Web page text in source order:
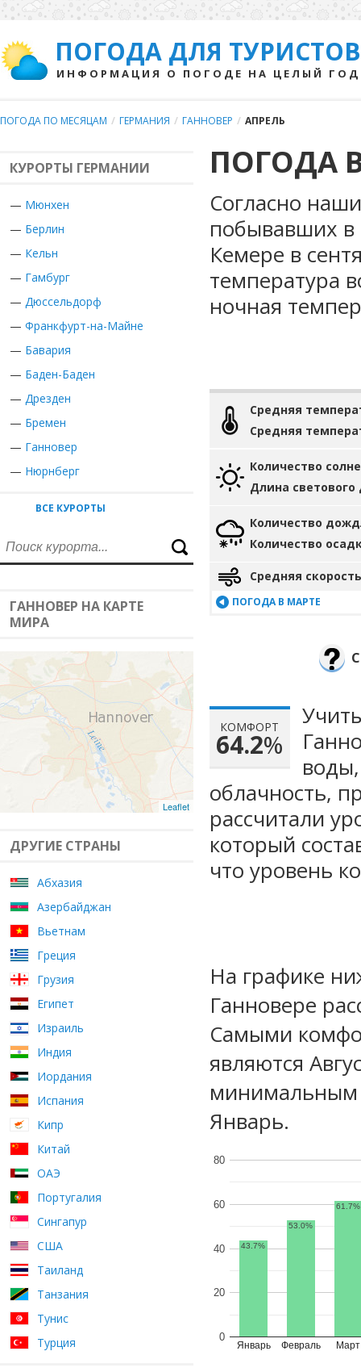
ПОГОДА ДЛЯ ТУРИСТОВ
ИНФОРМАЦИЯ О ПОГОДЕ НА ЦЕЛЫЙ ГОД
ПОГОДА ПО МЕСЯЦАМ / ГЕРМАНИЯ / ГАННОВЕР / АПРЕЛЬ
КУРОРТЫ ГЕРМАНИИ
— Мюнхен
— Берлин
— Кельн
— Гамбург
— Дюссельдорф
— Франкфурт-на-Майне
— Бавария
— Баден-Баден
— Дрезден
— Бремен
— Ганновер
— Нюрнберг
ВСЕ КУРОРТЫ
ГАННОВЕР НА КАРТЕ
МИРА
Leaflet
ДРУГИЕ СТРАНЫ
Абхазия
Азербайджан
Вьетнам
Греция
Грузия
Египет
Израиль
Индия
Иордания
Испания
Кипр
Китай
ОАЭ
Португалия
Сингапур
США
Таиланд
Танзания
Тунис
Турция
ПОГОДА
Согласно
побывавших в
Кемере в
температура
ночная
Средняя
Средняя
Количество
Длина светового
Количество
Количество
Средняя
ПОГОДА В МАРТЕ
КОМФОРТ
64.2%
облачность,
рассчитали
который
что уровень
На графике
Ганновере
Самыми
являются
минимальным
Январь.
Январь Февраль Март
0
20
40
60
80
43.7%
53.0%
61.7%